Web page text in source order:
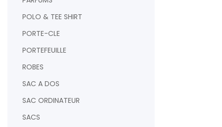
POLO & TEE SHIRT
PORTE-CLE
PORTEFEUILLE
ROBES
SAC A DOS
SAC ORDINATEUR
SACS